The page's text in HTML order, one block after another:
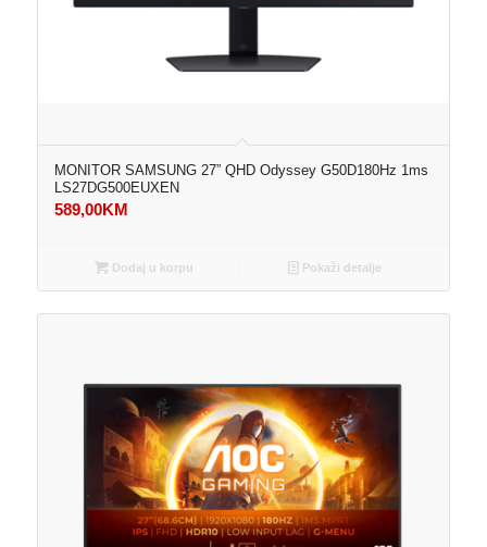
MONITOR SAMSUNG 27” QHD Odyssey G50D180Hz 1ms
LS27DG500EUXEN
589,00KM
Dodaj u korpu Pokaži detalje